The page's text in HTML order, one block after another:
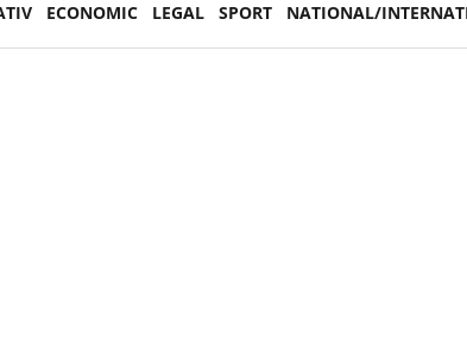
ECONOMIC LEGAL SPORT NATIONAL/